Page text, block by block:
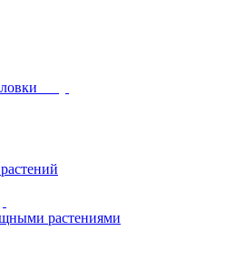
растениями